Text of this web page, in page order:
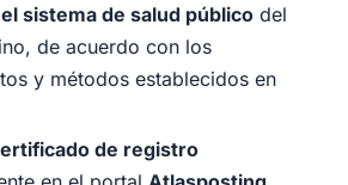
sistema de salud público del
de acuerdo con los
y métodos establecidos en
de registro